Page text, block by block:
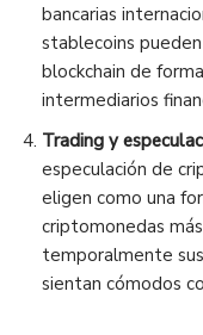
bancarias
stablecoins
blockchain de
intermediarios
Trading y
especulación de
eligen como una
criptomonedas
temporalmente
sientan cómodos